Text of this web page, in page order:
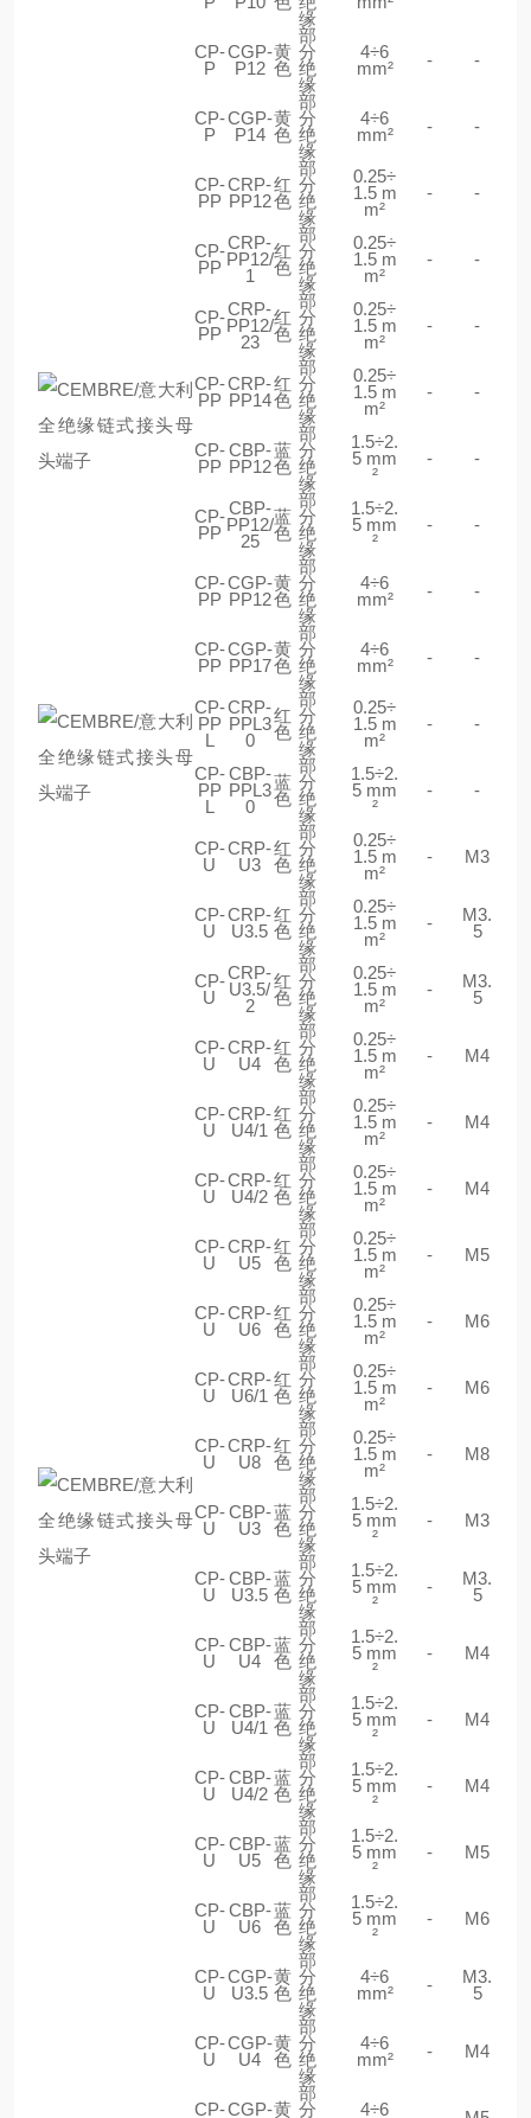
缘
CP-
P
CGP-
P12
黄
色
部
分
绝
缘
4÷6
mm²
- -
CP-
P
CGP-
P14
黄
色
部
分
绝
缘
4÷6
mm²
- -
CP-
PP
CRP-
PP12
红
色
部
分
绝
缘
0.25÷
1.5 m
m²
- -
CP-
PP
CRP-
PP12/
1
红
色
部
分
绝
缘
0.25÷
1.5 m
m²
- -
CP-
PP
CRP-
PP12/
23
红
色
部
分
绝
缘
0.25÷
1.5 m
m²
- -
CP-
PP
CRP-
PP14
红
色
部
分
绝
缘
0.25÷
1.5 m
m²
- -
CP-
PP
CBP-
PP12
蓝
色
部
分
绝
缘
1.5÷2.
5 mm
²
- -
CP-
PP
CBP-
PP12/
25
蓝
色
部
分
绝
缘
1.5÷2.
5 mm
²
- -
CP-
PP
CGP-
PP12
黄
色
部
分
绝
缘
4÷6
mm²
- -
CP-
PP
CGP-
PP17
黄
色
部
分
绝
缘
4÷6
mm²
- -
CP-
PP
L
CRP-
PPL3
0
红
色
部
分
绝
缘
0.25÷
1.5 m
m²
- -
CP-
PP
L
CBP-
PPL3
0
蓝
色
部
分
绝
缘
1.5÷2.
5 mm
²
- -
CP-
U
CRP-
U3
红
色
部
分
绝
缘
0.25÷
1.5 m
m²
- M3
CP-
U
CRP-
U3.5
红
色
部
分
绝
缘
0.25÷
1.5 m
m²
-
M3.
5
CP-
U
CRP-
U3.5/
2
红
色
部
分
绝
缘
0.25÷
1.5 m
m²
-
M3.
5
CP-
U
CRP-
U4
红
色
部
分
绝
缘
0.25÷
1.5 m
m²
- M4
CP-
U
CRP-
U4/1
红
色
部
分
绝
缘
0.25÷
1.5 m
m²
- M4
CP-
U
CRP-
U4/2
红
色
部
分
绝
缘
0.25÷
1.5 m
m²
- M4
CP-
U
CRP-
U5
红
色
部
分
绝
缘
0.25÷
1.5 m
m²
- M5
CP-
U
CRP-
U6
红
色
部
分
绝
缘
0.25÷
1.5 m
m²
- M6
CP-
U
CRP-
U6/1
红
色
部
分
绝
缘
0.25÷
1.5 m
m²
- M6
CP-
U
CRP-
U8
红
色
部
分
绝
缘
0.25÷
1.5 m
m²
- M8
CP-
U
CBP-
U3
蓝
色
部
分
绝
缘
1.5÷2.
5 mm
²
- M3
CP-
U
CBP-
U3.5
蓝
色
部
分
绝
缘
1.5÷2.
5 mm
²
-
M3.
5
CP-
U
CBP-
U4
蓝
色
部
分
绝
缘
1.5÷2.
5 mm
²
- M4
CP-
U
CBP-
U4/1
蓝
色
部
分
绝
缘
1.5÷2.
5 mm
²
- M4
CP-
U
CBP-
U4/2
蓝
色
部
分
绝
缘
1.5÷2.
5 mm
²
- M4
CP-
U
CBP-
U5
蓝
色
部
分
绝
缘
1.5÷2.
5 mm
²
- M5
CP-
U
CBP-
U6
蓝
色
部
分
绝
缘
1.5÷2.
5 mm
²
- M6
CP-
U
CGP-
U3.5
黄
色
部
分
绝
缘
4÷6
mm²
-
M3.
5
CP-
U
CGP-
U4
黄
色
部
分
绝
缘
4÷6
mm²
- M4
CP-CGP-黄
部
分
4÷6